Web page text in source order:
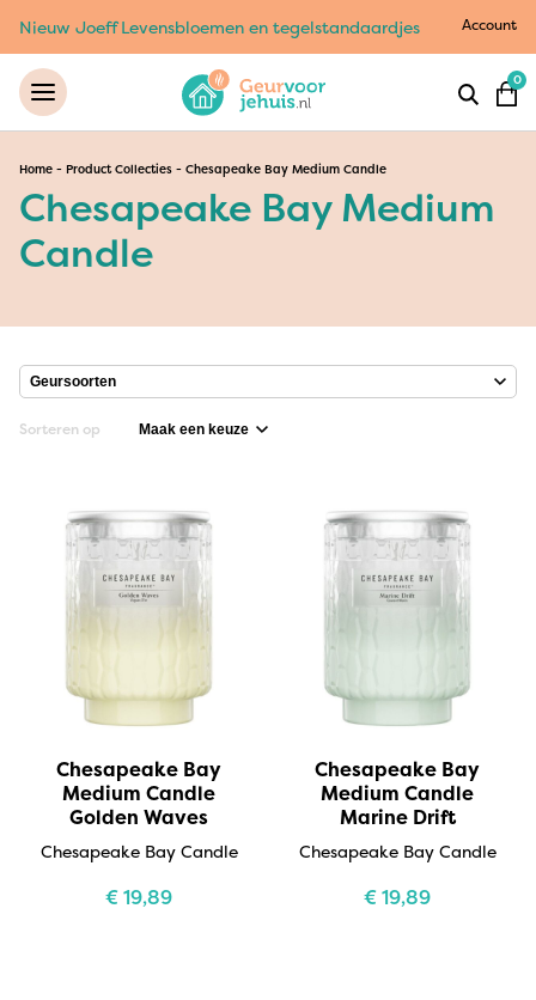
Nieuw Joeff Levensbloemen en tegelstandaardjes Account
0
Home - Product Collecties - Chesapeake Bay Medium Candle
Chesapeake Bay Medium
Candle
Sorteren op
Chesapeake Bay
Medium Candle
Golden Waves
Chesapeake Bay Candle
€19,89
Chesapeake Bay
Medium Candle
Marine Drift
Chesapeake Bay Candle
€19,89